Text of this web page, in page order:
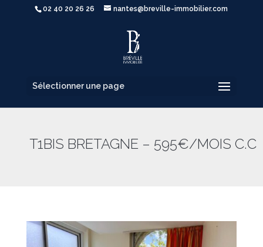
02 40 20 26 26 nantes@breville-immobilier.com
Sélectionner une page
T1BIS BRETAGNE – 595€/MOIS C.C